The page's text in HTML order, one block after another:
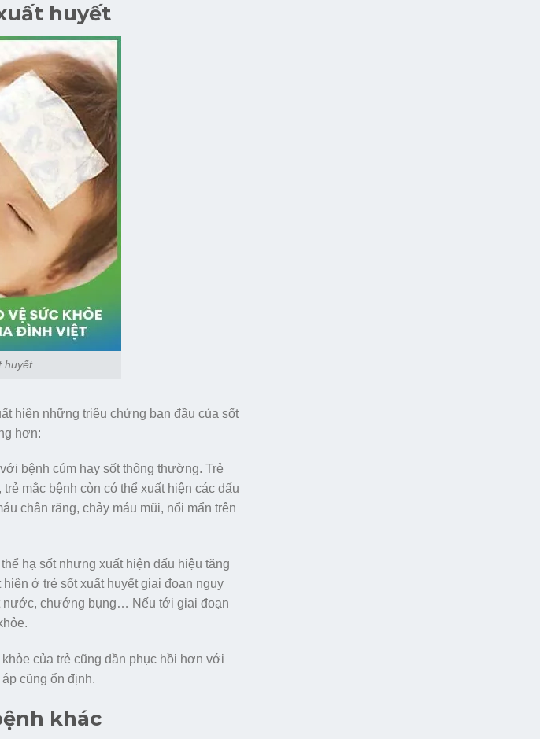
huyết
huyết
hiện những triệu chứng ban đầu của sốt
hơn:
bệnh cúm hay sốt thông thường. Trẻ
mắc bệnh còn có thể xuất hiện các dấu
chân răng, chảy máu mũi, nổi mẩn trên
hạ sốt nhưng xuất hiện dấu hiệu tăng
ở trẻ sốt xuất huyết giai đoạn nguy
nước, chướng bụng… Nếu tới giai đoạn
của trẻ cũng dần phục hồi hơn với
cũng ổn định.
khác